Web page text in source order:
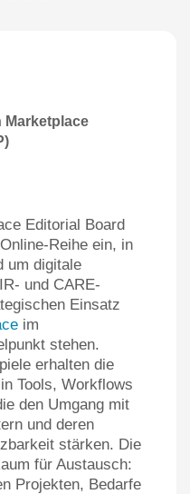
Marketplace
Editorial Board
Reihe ein, in
um digitale
und CARE-
Einsatz
im
stehen.
erhalten die
Tools, Workflows
den Umgang mit
und deren
stärken. Die
für Austausch:
Projekten, Bedarfe